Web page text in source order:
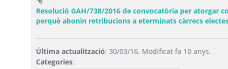
Resolució GAH/738/2016 de convocatòria per atorgar
perquè abonin retribucions a eterminats càrrecs
Última actualització: 30/03/16. Modificat fa 10 anys.
Categories: